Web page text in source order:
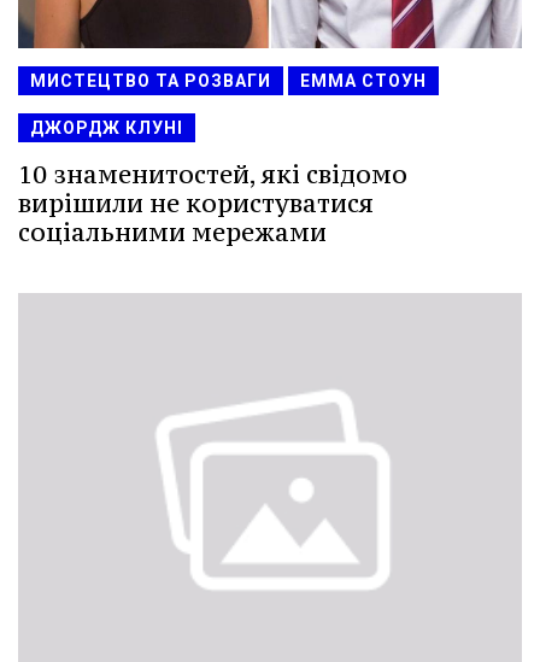
МИСТЕЦТВО ТА РОЗВАГИ ЕММА СТОУН
ДЖОРДЖ КЛУНІ
10 знаменитостей, які свідомо
вирішили не користуватися
соціальними мережами